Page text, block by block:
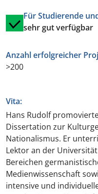
Für Studierende
sehr gut verfügbar
Anzahl erfolgreicher
>200
Vita:
Hans Rudolf
Dissertation zur
Nationalismus. Er
Lektor an der
Bereichen
Medienwissenschaft
intensive und